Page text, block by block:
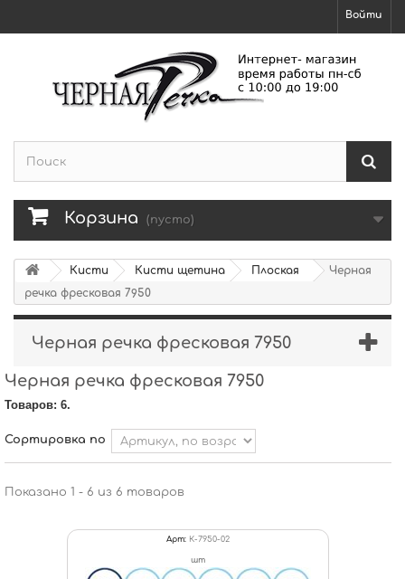
Войти
Корзина (пусто)
Кисти Кисти щетина Плоская
Черная
речка фресковая 7950
Черная речка фресковая 7950
Черная речка фресковая 7950
Товаров: 6.
Сортировка по
Показано 1 - 6 из 6 товаров
Арт: К-7950-02
шт